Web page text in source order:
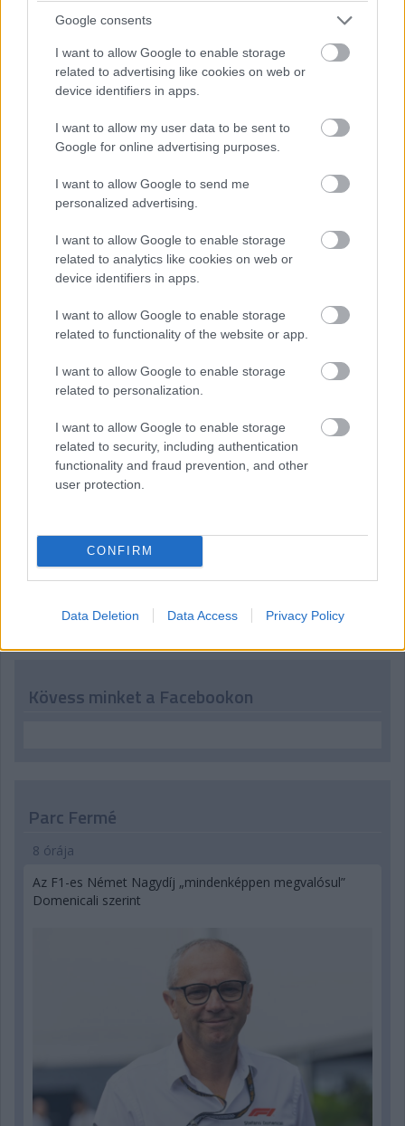
Google consents
I want to allow Google to enable storage
related to advertising like cookies on web or
device identifiers in apps.
I want to allow my user data to be sent to
Google for online advertising purposes.
I want to allow Google to send me
personalized advertising.
I want to allow Google to enable storage
related to analytics like cookies on web or
device identifiers in apps.
I want to allow Google to enable storage
related to functionality of the website or app.
I want to allow Google to enable storage
related to personalization.
I want to allow Google to enable storage
related to security, including authentication
functionality and fraud prevention, and other
user protection.
CONFIRM
Data Deletion Data Access Privacy Policy
időmérő eredményét és a rajtrácsot aligha fogja befolyásolni
egy ilyen vétség.
A kvalifikáció szempontjából egyedüli, legalább részben
támpontnak tekinthető harmadik szabadedzésen Max
megelőzve a Ferrari duóját. Összefoglaló és eredménylista
Kezdjük az időjárással: az előrejelzések alapján a harmadik
edzéshez hasonlóan nem várható eső - ugyanez viszont nem
mondható el a vasárnapi futamról, a legfrissebb jóslatok
esélye holnap Suzukában.
Köszöntjük ismét - vagy a most ébredőket először - az
olvasókat, tíz perc múlva jön az F1-es Japán Nagydíj időmérő
edzése, kövessétek velünk!
Hallgasd meg a Formula Podcast
legfrissebb adását!
Kövess minket a Facebookon
Parc Fermé
8 órája
Az F1-es Német Nagydíj „mindenképpen megvalósul”
Domenicali szerint